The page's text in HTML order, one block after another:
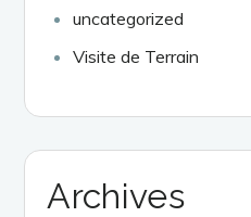
uncategorized
Visite de Terrain
Archives